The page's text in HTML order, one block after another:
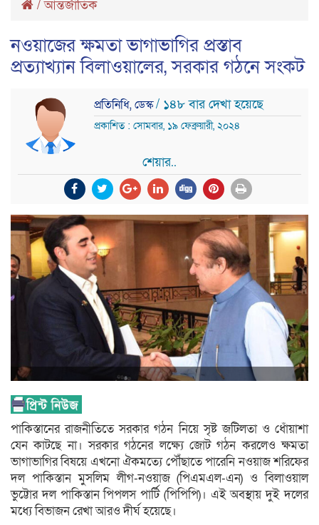
/আন্তর্জাতিক
নওয়াজের ক্ষমতা ভাগাভাগির প্রস্তাব
প্রত্যাখ্যান বিলাওয়ালের, সরকার গঠনে সংকট
প্রতিনিধি, ডেস্ক/ ১৪৮ বার দেখা হয়েছে
প্রকাশিত : সোমবার, ১৯ ফেব্রুয়ারী, ২০২৪
শেয়ার..
পাকিস্তানের রাজনীতিতে সরকার গঠন নিয়ে সৃষ্ট জটিলতা ও ধোঁয়াশা
যেন কাটছে না। সরকার গঠনের লক্ষ্যে জোট গঠন করলেও ক্ষমতা
ভাগাভাগির বিষয়ে এখনো ঐকমত্যে পৌঁছাতে পারেনি নওয়াজ শরিফের
দল পাকিস্তান মুসলিম লীগ-নওয়াজ (পিএমএল-এন) ও বিলাওয়াল
ভুট্টোর দল পাকিস্তান পিপলস পার্টি (পিপিপি)। এই অবস্থায় দুই দলের
মধ্যে বিভাজন রেখা আরও দীর্ঘ হয়েছে।